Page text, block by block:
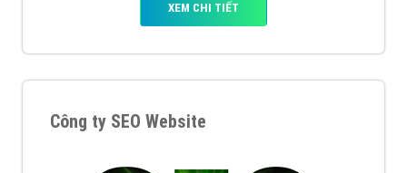
XEM CHI TIẾT
Công ty SEO Website